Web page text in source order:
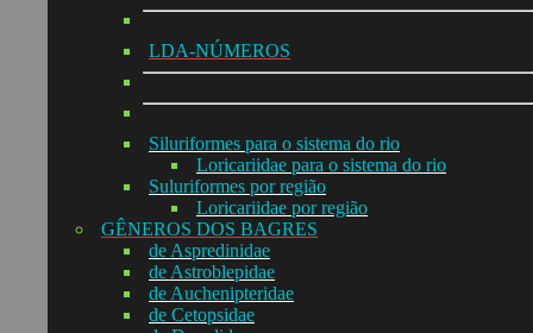
LDA-NÚMEROS
Siluriformes para o sistema do rio
Loricariidae para o sistema do rio
Suluriformes por região
Loricariidae por região
GÊNEROS DOS BAGRES
de Aspredinidae
de Astroblepidae
de Auchenipteridae
de Cetopsidae